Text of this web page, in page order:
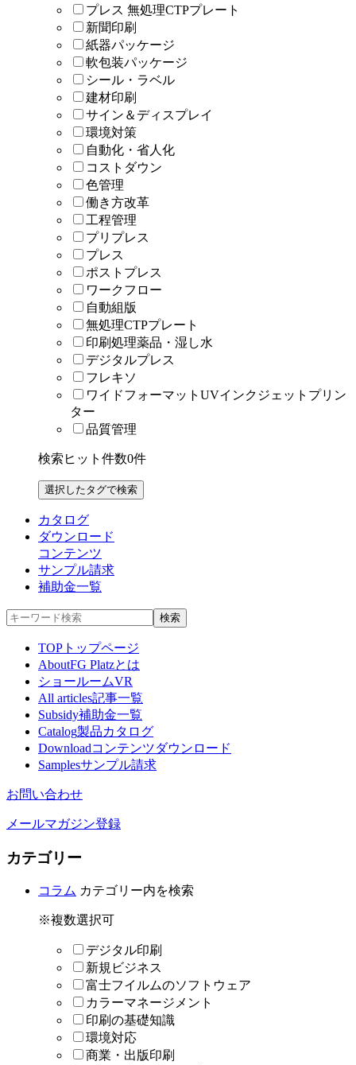
プレス 無処理CTPプレート
新聞印刷
紙器パッケージ
軟包装パッケージ
シール・ラベル
建材印刷
サイン＆ディスプレイ
環境対策
自動化・省人化
コストダウン
色管理
働き方改革
工程管理
プリプレス
プレス
ポストプレス
ワークフロー
自動組版
無処理CTPプレート
印刷処理薬品・湿し水
デジタルプレス
フレキソ
ワイドフォーマットUVインクジェットプリン
ター
品質管理
検索ヒット件数0件
カタログ
ダウンロード
コンテンツ
サンプル請求
補助金一覧
TOP トップページ
AboutFG Platzとは
ショールームVR
All articles記事一覧
Subsidy補助金一覧
Catalog製品カタログ
Downloadコンテンツダウンロード
Samplesサンプル請求
お問い合わせ
メールマガジン登録
カテゴリー
コラム カテゴリー内を検索
※複数選択可
デジタル印刷
新規ビジネス
富士フイルムのソフトウェア
カラーマネージメント
印刷の基礎知識
環境対応
商業・出版印刷